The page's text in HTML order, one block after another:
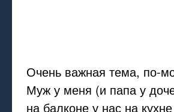
Очень важная тема, по-
Муж у меня (и папа у
на балконе у нас на